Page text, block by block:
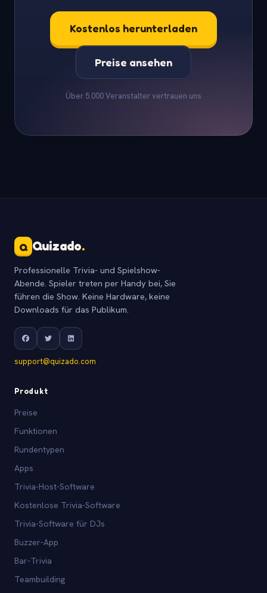
Kostenlos herunterladen
Preise ansehen
Über 5.000 Veranstalter vertrauen uns
Q Quizado.
Professionelle Trivia- und Spielshow-
Abende. Spieler treten per Handy bei, Sie
führen die Show. Keine Hardware, keine
Downloads für das Publikum.
support@quizado.com
Produkt
Preise
Funktionen
Rundentypen
Apps
Trivia-Host-Software
Kostenlose Trivia-Software
Trivia-Software für DJs
Buzzer-App
Bar-Trivia
Teambuilding